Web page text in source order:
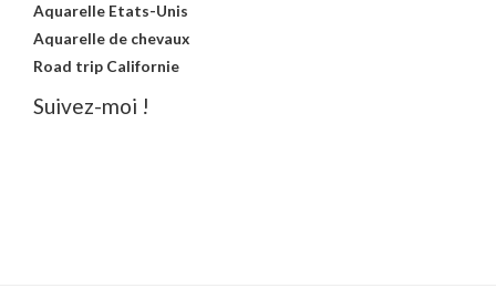
Aquarelle Etats-Unis
Aquarelle de chevaux
Road trip Californie
Suivez-moi !